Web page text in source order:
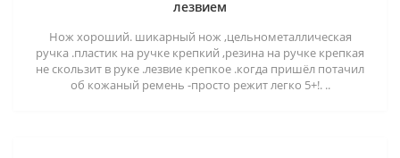
лезвием
Нож хороший. шикарный нож ,цельнометаллическая
ручка .пластик на ручке крепкий ,резина на ручке крепкая
не скользит в руке .лезвие крепкое .когда пришёл потачил
об кожаный ремень -просто режит легко 5+!. ..